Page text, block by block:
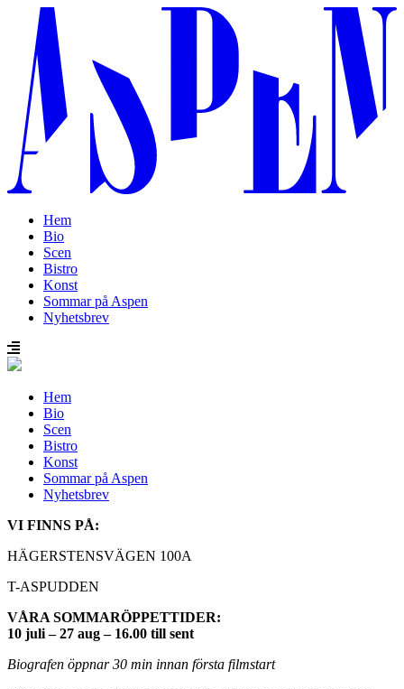
Hem
Bio
Scen
Bistro
Konst
Sommar på Aspen
Nyhetsbrev
Hem
Bio
Scen
Bistro
Konst
Sommar på Aspen
Nyhetsbrev
VI FINNS PÅ:
HÄGERSTENSVÄGEN 100A
T-ASPUDDEN
VÅRA SOMMARÖPPETTIDER:
10 juli – 27 aug – 16.00 till sent
Biografen öppnar 30 min innan första filmstart